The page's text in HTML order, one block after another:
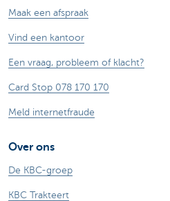
Maak een afspraak
Vind een kantoor
Een vraag, probleem of klacht?
Card Stop 078 170 170
Meld internetfraude
Over ons
De KBC-groep
KBC Trakteert